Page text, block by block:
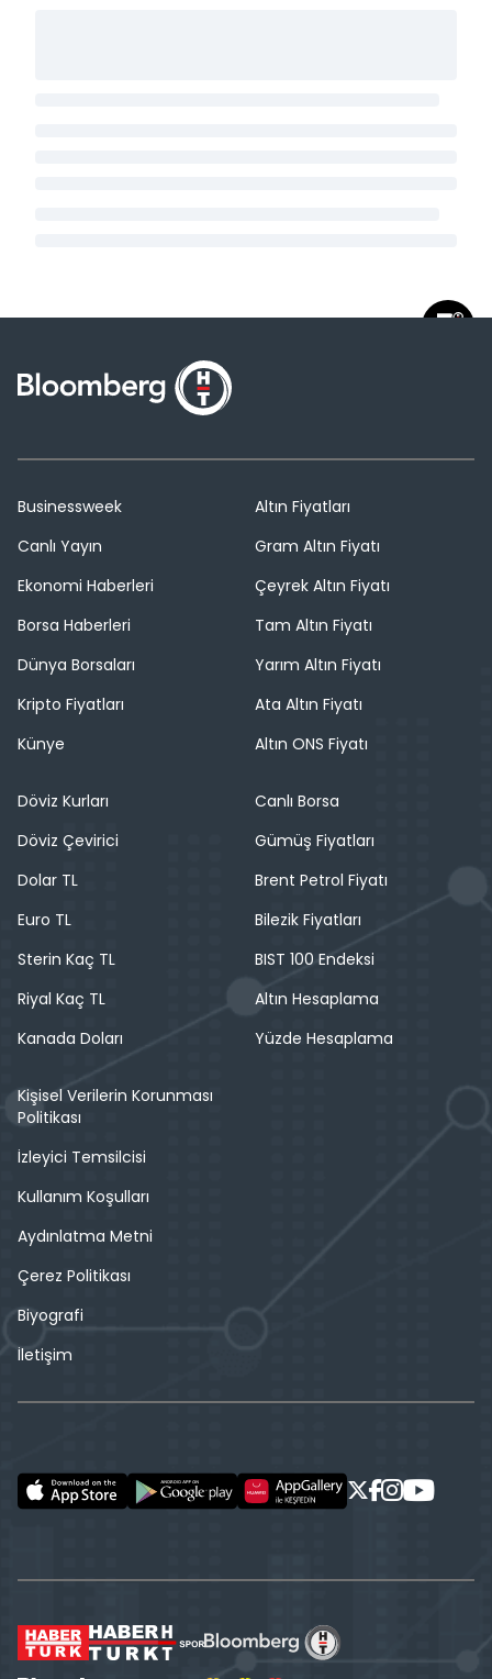
Businessweek
Canlı Yayın
Ekonomi Haberleri
Borsa Haberleri
Dünya Borsaları
Kripto Fiyatları
Künye
Altın Fiyatları
Gram Altın Fiyatı
Çeyrek Altın Fiyatı
Tam Altın Fiyatı
Yarım Altın Fiyatı
Ata Altın Fiyatı
Altın ONS Fiyatı
Döviz Kurları
Döviz Çevirici
Dolar TL
Euro TL
Sterin Kaç TL
Riyal Kaç TL
Kanada Doları
Canlı Borsa
Gümüş Fiyatları
Brent Petrol Fiyatı
Bilezik Fiyatları
BIST 100 Endeksi
Altın Hesaplama
Yüzde Hesaplama
Kişisel Verilerin Korunması
Politikası
İzleyici Temsilcisi
Kullanım Koşulları
Aydınlatma Metni
Çerez Politikası
Biyografi
İletişim